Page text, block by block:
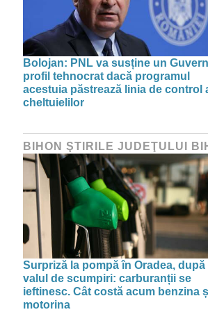
Bolojan: PNL va susține un
profil tehnocrat dacă programul
acestuia păstrează linia de control
cheltuielilor
BIHON ŞTIRILE JUDEŢULUI
Surpriză la pompă în Oradea, după
valul de scumpiri: carburanții se
ieftinesc. Cât costă acum benzina
motorina